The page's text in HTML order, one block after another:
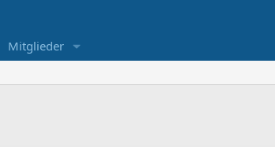
Mitglieder